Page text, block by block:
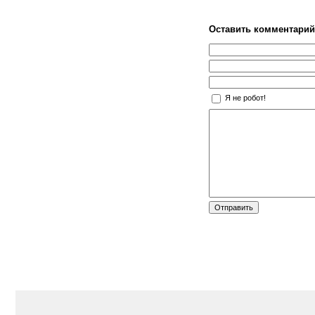
Оставить комментарий
Я не робот!